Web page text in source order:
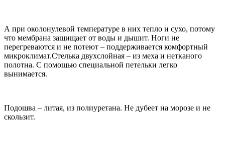
А при околонулевой температуре в них тепло и сухо, потому
что мембрана защищает от воды и дышит. Ноги не
перегреваются и не потеют – поддерживается комфортный
микроклимат.Стелька двухслойная – из меха и нетканого
полотна. С помощью специальной петельки легко
вынимается.
Подошва – литая, из полиуретана. Не дубеет на морозе и не
скользит.